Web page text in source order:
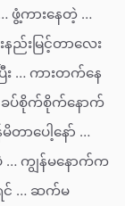
ဖွံ့ကားနေတဲ့ …
ည်းမြင့်တာလေး
… ကားတက်နေ
ခပ်စိုက်စိုက်နောက်
ာပေါ့နော် …
… ကျွန်မနောက်က
င် … ဆက်မ